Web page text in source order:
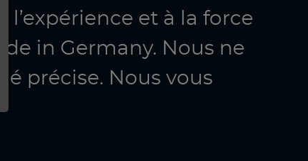
et à la force
in Germany. Nous ne
précise. Nous vous